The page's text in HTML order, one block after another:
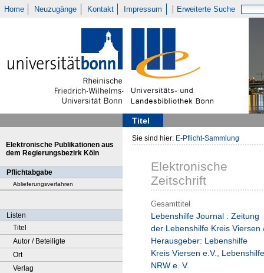
Home Neuzugänge Kontakt Impressum Erweiterte Suche
Titel
Elektronische Publikationen aus
dem Regierungsbezirk Köln
Pflichtabgabe
Ablieferungsverfahren
Listen
Titel
Autor / Beteiligte
Ort
Verlag
Sie sind hier: E-Pflicht-Sammlung
Elektronische
Zeitschrift
Gesamttitel
Lebenshilfe Journal : Zeitung
der Lebenshilfe Kreis Viersen
Herausgeber: Lebenshilfe
Kreis Viersen e.V., Lebenshilfe
NRW e. V.